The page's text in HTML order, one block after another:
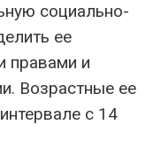
социально-
ее
правами и
Возрастные ее
с 14